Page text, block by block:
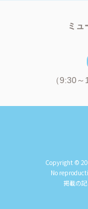
ミュ
（9:30
Copyright ©
No
掲載の